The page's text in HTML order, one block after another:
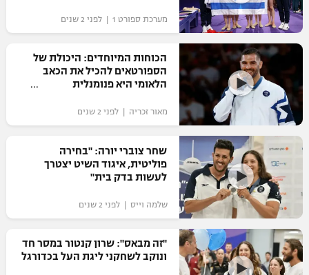
"מחצית בשכונה" – פודקאסט
משתתפים וזוכים בפרסים
תקנון משתתפים וזוכים בפרסים
תקנון עבור פעילות אלקטרה
תקנון עבור פעילות ספורט 1 – "מרלן"
טניס
גיימינג E-Sports
תנאי שימוש
מדיניות פרטיות
אופניים
ספורט מוטורי
כדורמים
פוטבול אמריקאי NFL
בייסבול MLB
ספורט אתגרי ואקסטרים
אומנויות לחימה
גיימינג E-Sports
מערכת ספורט 1 | לפני 2 שנים
הכוחות המיוחדים: היכולת של
הספורטאים להכיל את הכאב
הלאומי היא פנומנלית
מאור זכריה | לפני 2 שנים
שחר צוברי יורה: "בחירה
פוליטית, איגוד השיט יצטרך
לעשות בדק בית"
שלמה וייס | לפני 2 שנים
"זה מבאס": שרון קנטור במסר חד
ונוקב לשחקני ליגת העל בכדורגל